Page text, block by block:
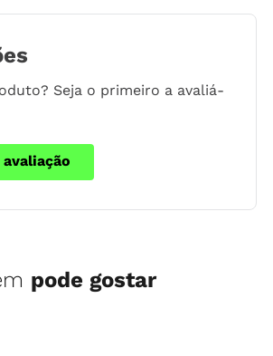
Seja o primeiro a avaliá-
pode gostar